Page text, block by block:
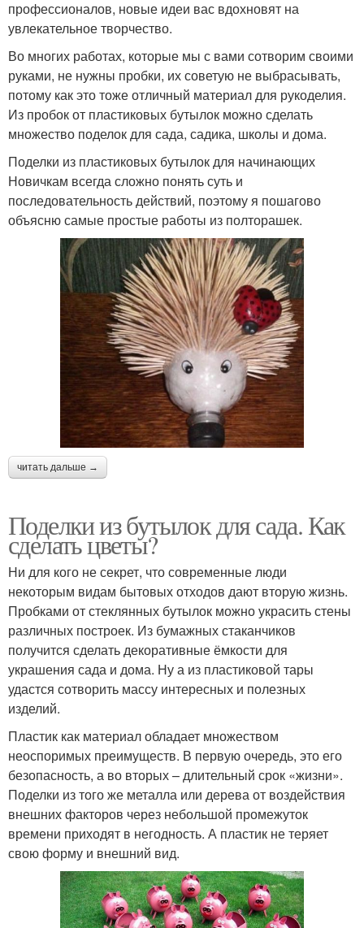
профессионалов, новые идеи вас вдохновят на
увлекательное творчество.
Во многих работах, которые мы с вами сотворим своими
руками, не нужны пробки, их советую не выбрасывать,
потому как это тоже отличный материал для рукоделия.
Из пробок от пластиковых бутылок можно сделать
множество поделок для сада, садика, школы и дома.
Поделки из пластиковых бутылок для начинающих
Новичкам всегда сложно понять суть и
последовательность действий, поэтому я пошагово
объясню самые простые работы из полторашек.
читать дальше →
Поделки из бутылок для сада. Как
сделать цветы?
Ни для кого не секрет, что современные люди
некоторым видам бытовых отходов дают вторую жизнь.
Пробками от стеклянных бутылок можно украсить стены
различных построек. Из бумажных стаканчиков
получится сделать декоративные ёмкости для
украшения сада и дома. Ну а из пластиковой тары
удастся сотворить массу интересных и полезных
изделий.
Пластик как материал обладает множеством
неоспоримых преимуществ. В первую очередь, это его
безопасность, а во вторых – длительный срок «жизни».
Поделки из того же металла или дерева от воздействия
внешних факторов через небольшой промежуток
времени приходят в негодность. А пластик не теряет
свою форму и внешний вид.